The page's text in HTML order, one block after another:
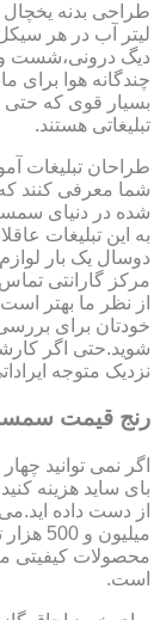
طراحی بدنه
لیتر آب در هر
چندگانه هوا برای
بسیار قوی که
تبلیغاتی هستند.
طراحان تبلیغات
شما معرفی کنند که
شده در دنیای
به این تبلیغات
دوسال یک بار
مرکز گارانتی تماس
از نظر ما بهتر
خودتان برای
شوید.حتی اگر
نزدیک متوجه
رنج قیمت
اگر نمی توانید
بای ساید هزینه
از دست داده
محصولات کیفیتی
است.